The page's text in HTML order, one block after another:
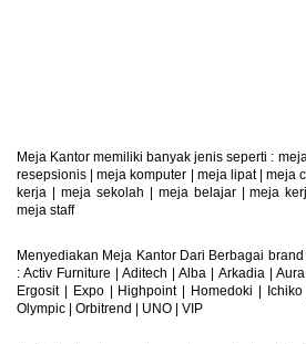
Meja Kantor memiliki banyak jenis seperti :
resepsionis |meja komputer | meja lipat|meja
kerja | meja sekolah | meja belajar|meja
meja staff
Menyediakan Meja Kantor Dari Berbagai
: Activ Furniture |Aditech |Alba | Arkadia | Aura
Ergosit| Expo| Highpoint| Homedoki | Ichiko
Olympic | Orbitrend | UNO | VIP